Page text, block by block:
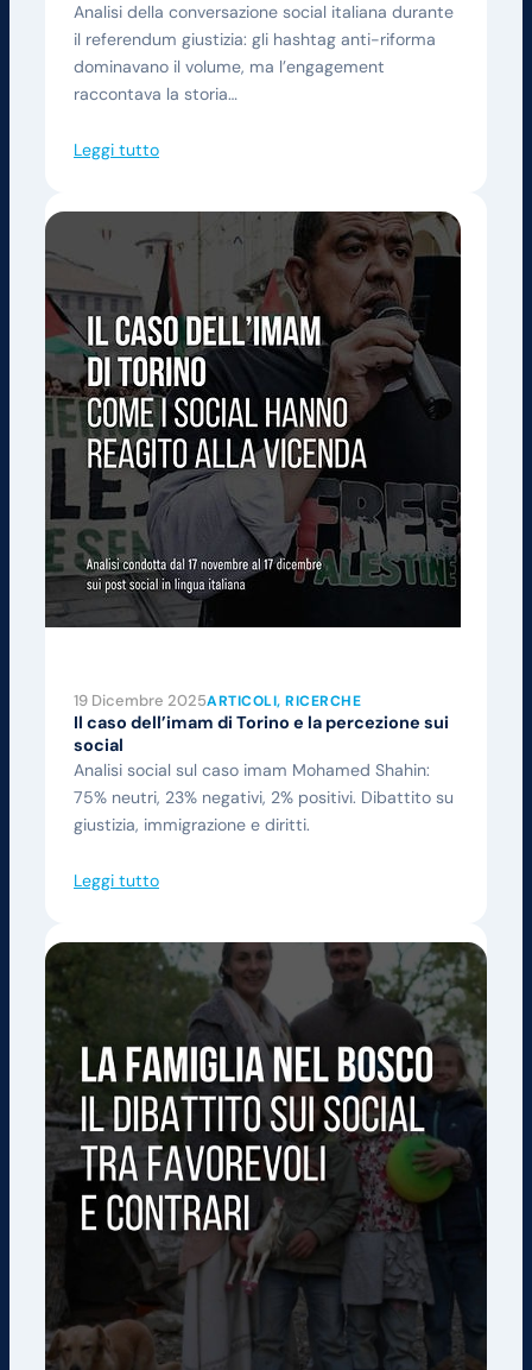
Analisi della conversazione social italiana durante
il referendum giustizia: gli hashtag anti-riforma
dominavano il volume, ma l’engagement
raccontava la storia…
Leggi tutto
19 Dicembre 2025ARTICOLI, RICERCHE
Il caso dell’imam di Torino e la percezione sui
social
Analisi social sul caso imam Mohamed Shahin:
75% neutri, 23% negativi, 2% positivi. Dibattito su
giustizia, immigrazione e diritti.
Leggi tutto